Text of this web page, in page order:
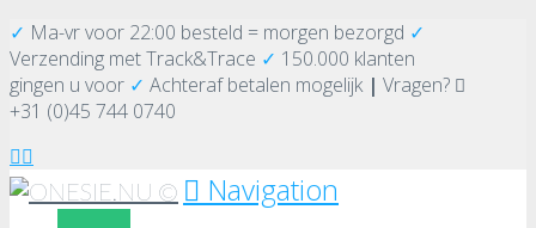
✓ Ma-vr voor 22:00 besteld = morgen bezorgd ✓
Verzending met Track&Trace ✓ 150.000 klanten
gingen u voor ✓ Achteraf betalen mogelijk | Vragen?
+31 (0)45 744 0740
Navigation